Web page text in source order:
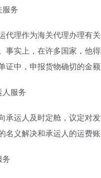
务
代理作为海关代理办理有
事实上，在许多国家，他
证中，申报货物确切的金
服务
承运人及时定舱，议定对
名义解决和承运人的运费账
务